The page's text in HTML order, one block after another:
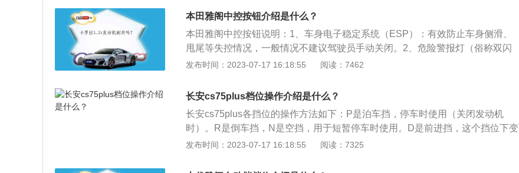
前进档、驱动档，当换挡杆置于D档时，车辆会根据节气门的开度和车速数据来
自动切换档位。该档位适用于一般道路行驶，驾驶者控制车速快慢只要控制好油
门踏板即可。5、S（Sport）档：S代表运动模式，让车辆快速加速，适用于超车
用拇指按住侧键，顺势往前推动档把。5、R档:R：倒车档，按住侧边按钮，继续
将档把向前推动。6、P档:P：驻车档，按住档位把手P按钮不放。7、手动挡:手
动模式：在D档基础上，继续将档把往边推移即可切入手动档操作。档把上移升
档，下移降档。
本田雅阁中控按钮介绍是什么？
本田雅阁中控按钮说明：1、车身电子稳定系统（ESP）：有效防止车身侧滑、
甩尾等失控情况，一般情况不建议驾驶员手动关闭。2、危险警报灯（俗称双闪
灯）：作用为警示周围的其它车辆，以防追尾。3、驻车雷达/影像：中控屏显示
的情况，松开刹车踏板后，自动驻车功能会锁住车轮，解放车主的脚部疲劳。当
车主再次踩下油门踏板时，电子驻车就会解锁车轮。5、自动启停：功能启动
后，发动机会短暂处于关闭状态。当车主的脚离开刹车踏板时，车辆将重新启
动。
发布时间：2023-07-17 16:18:55 阅读：7462
长安cs75plus档位操作介绍是什么？
长安cs75plus各挡位的操作方法如下：P是泊车挡，停车时使用（关闭发动机
时）。R是倒车挡，N是空挡，用于短暂停车时使用。D是前进挡，这个挡位下变
速箱会在1-5挡根据速度和油门情况自动切换。M同样是前进挡，这个挡位下变速
5*1710mm，轴距为2710mm。该车搭载了一台2.0L涡轮增压发动机，与之匹配
发布时间：2023-07-17 16:18:55 阅读：7325